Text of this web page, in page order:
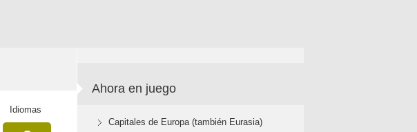
Idiomas
Ahora en juego
Capitales de Europa (también Eurasia)